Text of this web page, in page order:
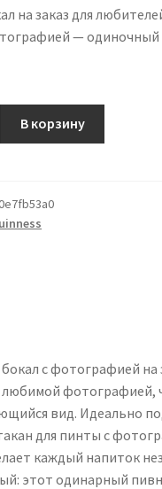
на заказ для
— одиночный
В корзину
с фотографией на
любимой фотографией,
вид. Идеально
для пинты с
каждый напиток
этот одинарный